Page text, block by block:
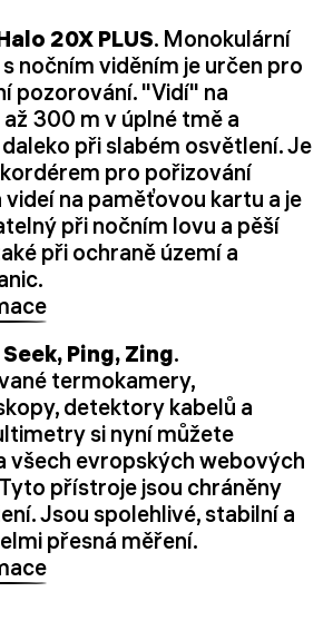
20X PLUS. Monokulární
nočním viděním je určen pro
pozorování. "Vidí" na
300 m v úplné tmě a
při slabém osvětlení. Je
pro pořizování
na paměťovou kartu a je
při nočním lovu a pěší
při ochraně území a
Ping, Zing.
termokamery,
detektory kabelů a
si nyní můžete
všech evropských webových
přístroje jsou chráněny
Jsou spolehlivé, stabilní a
přesná měření.